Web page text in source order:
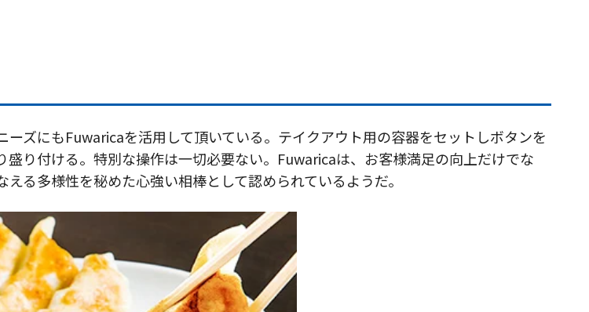
ズにもFuwaricaを活用して頂いている。テイクアウト用の容器をセットしボタンを
り付ける。特別な操作は一切必要ない。Fuwaricaは、お客様満足の向上だけでな
る多様性を秘めた心強い相棒として認められているようだ。